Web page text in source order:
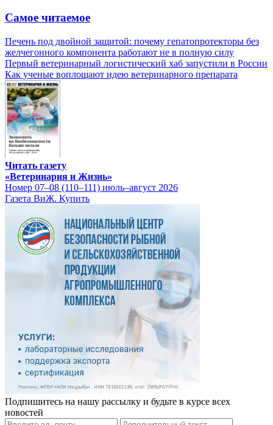
Самое читаемое
Печень под двойной защитой: почему гепатопротекторы без
желчегонного компонента работают не в полную силу
Первый ветеринарный логистический хаб запустили в России
Как ученые воплощают идею ветеринарного препарата
Читать газету
«Ветеринария и Жизнь»
Номер 07–08 (110–111) июль–август 2026
Газета ВиЖ. Купить
Подпишитесь на нашу рассылку и будьте в курсе всех
новостей